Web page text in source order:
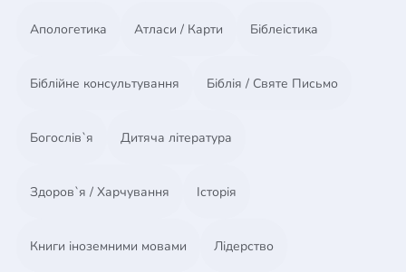
Семинар 1. Прочное основание
Семинар 3. Разрешая конфликты
Прошлое и настоящее
Семинар 7. Любовь в действии
Дополнительный семинар. Время, когда мы не
Апологетика Атласи / Карти Біблеістика
Біблійне консультування Біблія / Святе Письмо
Богослів`я Дитяча література
Здоров`я / Харчування Історія
Книги іноземними мовами Лідерство